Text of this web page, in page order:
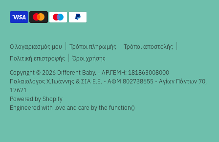
Ο λογαριασμός μου Τρόποι πληρωμής
Τρόποι αποστολής
Πολιτική επιστροφής
Όροι χρήσης
Copyright © 2026 Different Baby. - ΑΡ.ΓΕΜΗ: 181863008000
Παλαιολόγος X.Ιωάννης & ΣΙΑ Ε.Ε. - ΑΦΜ 802738655 - Αγίων Πάντων 70,
17671
Powered by Shopify
Engineered with love and care by the function()
Αποδεκτοί
τρόποι